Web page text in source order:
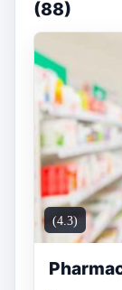
(88)
(4.3)